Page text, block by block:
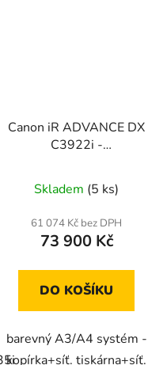
Canon iR ADVANCE DX
C3922i -
Skladem (5 ks)
61 074 Kč bez DPH
73 900 Kč
DO KOŠÍKU
barevný A3/A4 systém -
kopírka+síť. tiskárna+síť.